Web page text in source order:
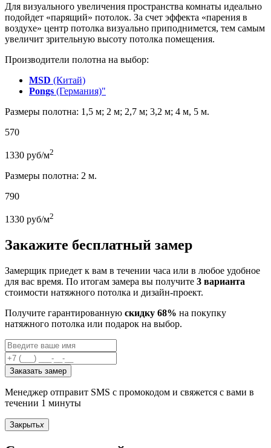
Для визуального увеличения пространства комнаты идеально
подойдет «парящий» потолок. За счет эффекта «парения в
воздухе» центр потолка визуально приподнимется, тем самым
увеличит зрительную высоту потолка помещения.
Производители полотна на выбор:
MSD (Китай)
Pongs (Германия)"
Размеры полотна: 1,5 м; 2 м; 2,7 м; 3,2 м; 4 м, 5 м.
570
1330 руб/м2
Размеры полотна: 2 м.
790
1330 руб/м2
Закажите бесплатный замер
Замерщик приедет к вам в течении часа или в любое удобное
для вас время. По итогам замера вы получите 3 варианта
стоимости натяжного потолка и дизайн-проект.
Получите гарантированную скидку 68% на покупку
натяжного потолка или подарок на выбор.
Заказать замер
Менеджер отправит SMS с промокодом и свяжется с вами в
течении 1 минуты
Закрытьx